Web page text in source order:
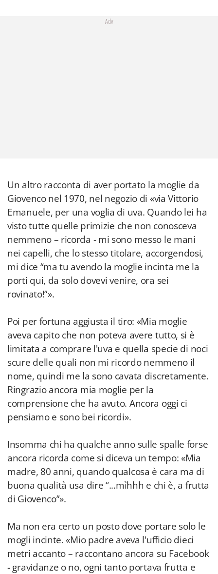
Adv
Un altro racconta di aver portato la moglie da
Giovenco nel 1970, nel negozio di «via Vittorio
Emanuele, per una voglia di uva. Quando lei ha
visto tutte quelle primizie che non conosceva
nemmeno – ricorda - mi sono messo le mani
nei capelli, che lo stesso titolare, accorgendosi,
mi dice “ma tu avendo la moglie incinta me la
porti qui, da solo dovevi venire, ora sei
rovinato!”».
Poi per fortuna aggiusta il tiro: «Mia moglie
aveva capito che non poteva avere tutto, si è
limitata a comprare l'uva e quella specie di noci
scure delle quali non mi ricordo nemmeno il
nome, quindi me la sono cavata discretamente.
Ringrazio ancora mia moglie per la
comprensione che ha avuto. Ancora oggi ci
pensiamo e sono bei ricordi».
Insomma chi ha qualche anno sulle spalle forse
ancora ricorda come si diceva un tempo: «Mia
madre, 80 anni, quando qualcosa è cara ma di
buona qualità usa dire “...mìhhh e chi è, a frutta
di Giovenco”».
Ma non era certo un posto dove portare solo le
mogli incinte. «Mio padre aveva l'ufficio dieci
metri accanto – raccontano ancora su Facebook
- gravidanze o no, ogni tanto portava frutta e